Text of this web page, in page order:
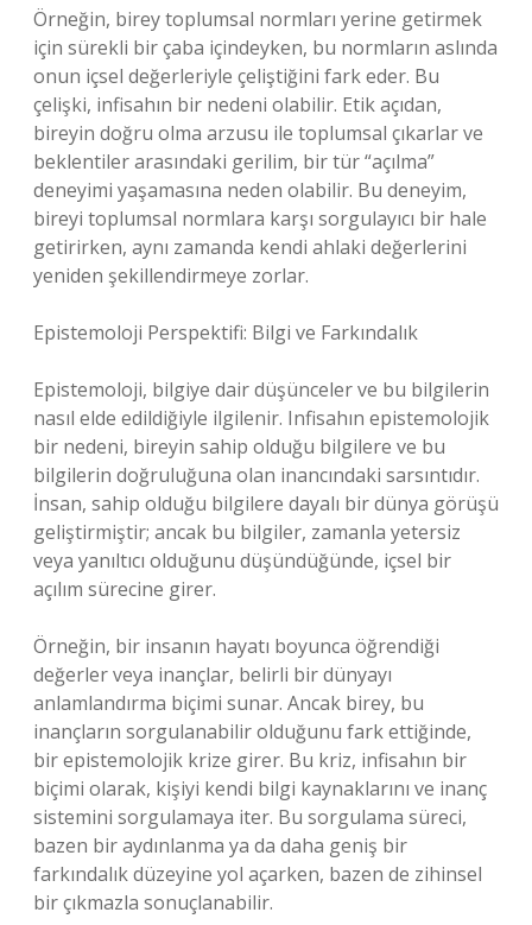
Örneğin, birey toplumsal normları yerine getirmek
için sürekli bir çaba içindeyken, bu normların aslında
onun içsel değerleriyle çeliştiğini fark eder. Bu
çelişki, infisahın bir nedeni olabilir. Etik açıdan,
bireyin doğru olma arzusu ile toplumsal çıkarlar ve
beklentiler arasındaki gerilim, bir tür “açılma”
deneyimi yaşamasına neden olabilir. Bu deneyim,
bireyi toplumsal normlara karşı sorgulayıcı bir hale
getirirken, aynı zamanda kendi ahlaki değerlerini
yeniden şekillendirmeye zorlar.
Epistemoloji Perspektifi: Bilgi ve Farkındalık
Epistemoloji, bilgiye dair düşünceler ve bu bilgilerin
nasıl elde edildiğiyle ilgilenir. Infisahın epistemolojik
bir nedeni, bireyin sahip olduğu bilgilere ve bu
bilgilerin doğruluğuna olan inancındaki sarsıntıdır.
İnsan, sahip olduğu bilgilere dayalı bir dünya görüşü
geliştirmiştir; ancak bu bilgiler, zamanla yetersiz
veya yanıltıcı olduğunu düşündüğünde, içsel bir
açılım sürecine girer.
Örneğin, bir insanın hayatı boyunca öğrendiği
değerler veya inançlar, belirli bir dünyayı
anlamlandırma biçimi sunar. Ancak birey, bu
inançların sorgulanabilir olduğunu fark ettiğinde,
bir epistemolojik krize girer. Bu kriz, infisahın bir
biçimi olarak, kişiyi kendi bilgi kaynaklarını ve inanç
sistemini sorgulamaya iter. Bu sorgulama süreci,
bazen bir aydınlanma ya da daha geniş bir
farkındalık düzeyine yol açarken, bazen de zihinsel
bir çıkmazla sonuçlanabilir.